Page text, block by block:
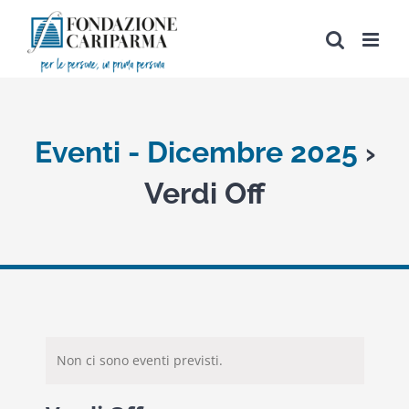
contenuto
Eventi - Dicembre 2025 ›
Verdi Off
Non ci sono eventi previsti.